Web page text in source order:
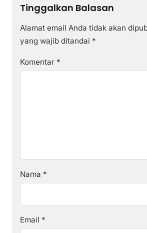
Tinggalkan Balasan
Alamat email Anda tidak akan
yang wajib ditandai *
Komentar *
Nama *
Email *